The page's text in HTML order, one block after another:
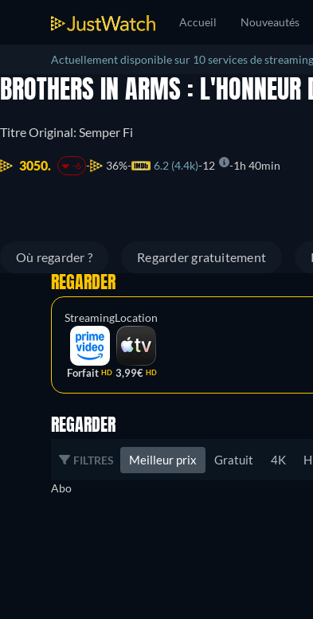
Accueil Nouveautés
Actuellement disponible sur 10 services de
BROTHERS IN ARMS : L'HONNEUR
Titre Original: Semper Fi
3050. -6 36% 6.2 (4.4k) 12 1h 40min
Où regarder ? Regarder gratuitement
REGARDER
Streaming
Forfait HD
Location
3,99€ HD
REGARDER
FILTRES Meilleur prix Gratuit 4K
Abo